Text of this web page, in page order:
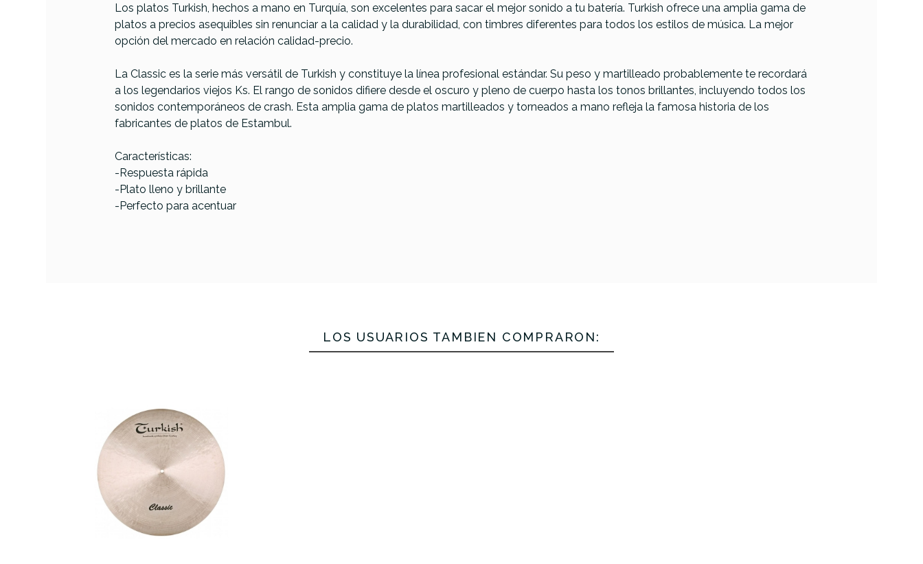
Los platos Turkish, hechos a mano en Turquía, son excelentes para sacar el mejor sonido a tu batería. Turkish ofrece una amplia gama de
platos a precios asequibles sin renunciar a la calidad y la durabilidad, con timbres diferentes para todos los estilos de música. La mejor
opción del mercado en relación calidad-precio.
La Classic es la serie más versátil de Turkish y constituye la línea profesional estándar. Su peso y martilleado probablemente te recordará
a los legendarios viejos Ks. El rango de sonidos difiere desde el oscuro y pleno de cuerpo hasta los tonos brillantes, incluyendo todos los
sonidos contemporáneos de crash. Esta amplia gama de platos martilleados y torneados a mano refleja la famosa historia de los
fabricantes de platos de Estambul.
Características:
-Respuesta rápida
-Plato lleno y brillante
-Perfecto para acentuar
ReferenciaPLATMETTUR111
PRODUCTO
LOS USUARIOS TAMBIÉN COMPRARON: